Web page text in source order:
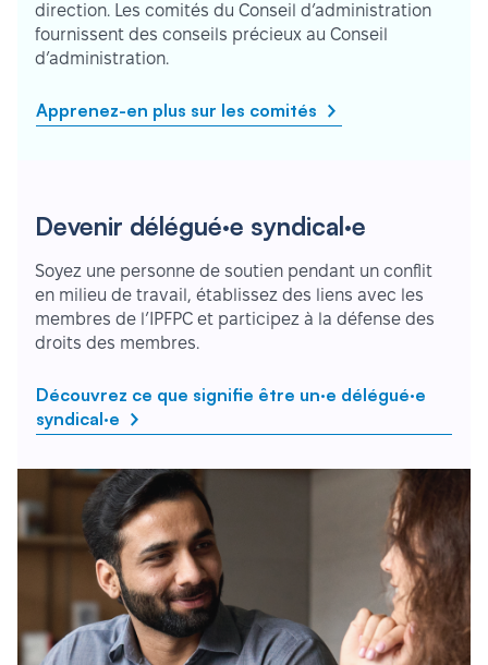
direction. Les comités du Conseil d’administration
fournissent des conseils précieux au Conseil
d’administration.
Apprenez-en plus sur les comités
Devenir délégué·e syndical·e
Soyez une personne de soutien pendant un conflit
en milieu de travail, établissez des liens avec les
membres de l’IPFPC et participez à la défense des
droits des membres.
Découvrez ce que signifie être un·e délégué·e
syndical·e